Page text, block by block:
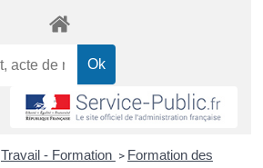
Travail - Formation > Formation des